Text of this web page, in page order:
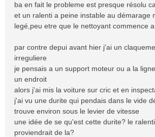
a
g
e
ba en fait le probleme est presque résolu
et un ralenti a peine instable au démarage
legé,peu etre que le nettoyant commence
par contre depui avant hier j'ai un
irreguliere
je pensais a un support moteur ou a la
un endroit
alors j'ai mis la voiture sur cric et en
j'ai vu une durite qui pendais dans le vide
trouve environ sous le levier de vitesse
une idée de se qu'est cette durite? le
proviendrait de la?